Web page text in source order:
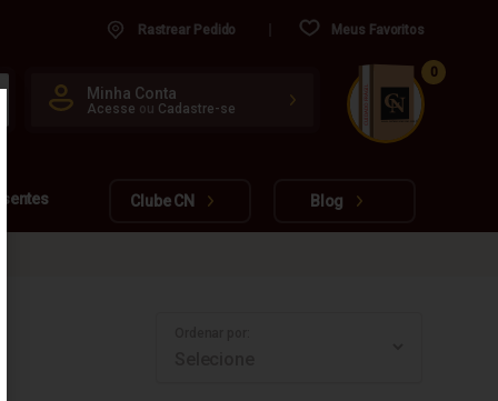
Rastrear Pedido Meus Favoritos
Minha Conta
Acesse ou Cadastre-se
www.cachacarianacional.com.br
CUIDADO FRÁGIL
0
Clube CN Blog